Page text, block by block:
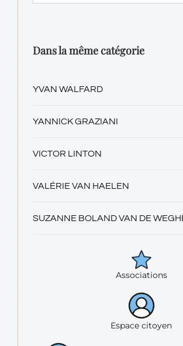
Dans la même catégorie
YVAN WALFARD
YANNICK GRAZIANI
VICTOR LINTON
VALÉRIE VAN HAELEN
SUZANNE BOLAND VAN DE
Associations
Espace citoyen